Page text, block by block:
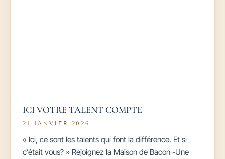
ICI VOTRE TALENT COMPTE
21 JANVIER 2026
« Ici, ce sont les talents qui font la différence. Et si
c’était vous? » Rejoignez la Maison de Bacon -Une